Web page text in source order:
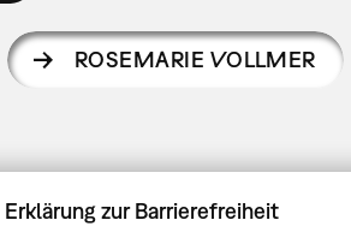
ROSEMARIE VOLLMER
Erklärung zur Barrierefreiheit